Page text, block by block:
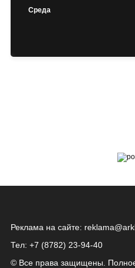
Среда
Реклама на сайте:
Тел: +7 (8782) 23‑94‑40
© Все права защищены.